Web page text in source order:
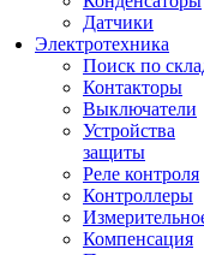
Датчики
Электротехника
Поиск по
Контакторы
Выключатели
Устройства
защиты
Реле контроля
Контроллеры
Компенсация